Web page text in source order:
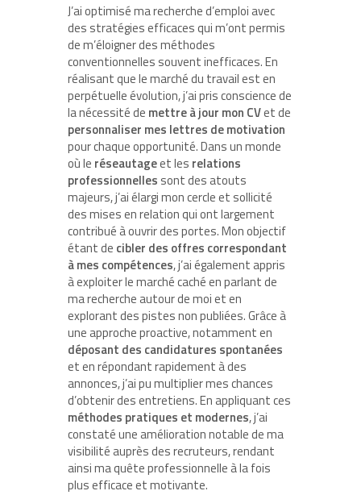
J’ai optimisé ma recherche d’emploi avec
des stratégies efficaces qui m’ont permis
de m’éloigner des méthodes
conventionnelles souvent inefficaces. En
réalisant que le marché du travail est en
perpétuelle évolution, j’ai pris conscience de
la nécessité de mettre à jour mon CVet de
personnaliser mes lettres de motivation
pour chaque opportunité. Dans un monde
où le réseautageet les relations
professionnelles sont des atouts
majeurs, j’ai élargi mon cercle et sollicité
des mises en relation qui ont largement
contribué à ouvrir des portes. Mon objectif
étant de cibler des offres correspondant
à mes compétences, j’ai également appris
à exploiter le marché caché en parlant de
ma recherche autour de moi et en
explorant des pistes non publiées. Grâce à
une approche proactive, notamment en
déposant des candidatures spontanées
et en répondant rapidement à des
annonces, j’ai pu multiplier mes chances
d’obtenir des entretiens. En appliquant ces
méthodes pratiques et modernes, j’ai
constaté une amélioration notable de ma
visibilité auprès des recruteurs, rendant
ainsi ma quête professionnelle à la fois
plus efficace et motivante.